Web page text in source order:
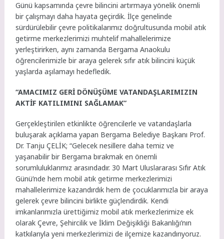
Günü kapsamında çevre bilincini artırmaya yönelik önemli
bir çalışmayı daha hayata geçirdik. İlçe genelinde
sürdürülebilir çevre politikalarımız doğrultusunda mobil atık
getirme merkezlerimizi muhtelif mahallelerimize
yerleştirirken, aynı zamanda Bergama Anaokulu
öğrencilerimizle bir araya gelerek sıfır atık bilincini küçük
yaşlarda aşılamayı hedefledik.
“AMACIMIZ GERİ DÖNÜŞÜME VATANDAŞLARIMIZIN
AKTİF KATILIMINI SAĞLAMAK”
Gerçekleştirilen etkinlikte öğrencilerle ve vatandaşlarla
buluşarak açıklama yapan Bergama Belediye Başkanı Prof.
Dr. Tanju ÇELİK; “Gelecek nesillere daha temiz ve
yaşanabilir bir Bergama bırakmak en önemli
sorumluluklarımız arasındadır. 30 Mart Uluslararası Sıfır Atık
Günü’nde hem mobil atık getirme merkezlerimizi
mahallelerimize kazandırdık hem de çocuklarımızla bir araya
gelerek çevre bilincini birlikte güçlendirdik. Kendi
imkanlarımızla ürettiğimiz mobil atık merkezlerimize ek
olarak Çevre, Şehircilik ve İklim Değişikliği Bakanlığı’nın
katkılarıyla yeni merkezlerimizi de ilçemize kazandırıyoruz.